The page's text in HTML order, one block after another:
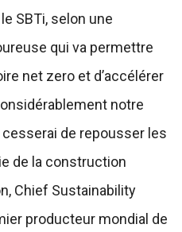
SBTi, selon une
qui va permettre
net zero et d’accélérer
notre
de repousser les
de la construction
Chief Sustainability
producteur mondial de